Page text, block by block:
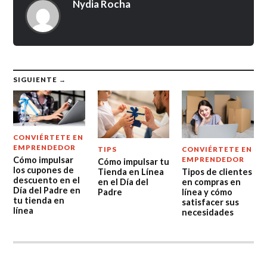
Nydia Rocha
SIGUIENTE →
CONVIÉRTETE EN
EMPRENDEDOR
Cómo impulsar
los cupones de
descuento en el
Día del Padre en
tu tienda en
línea
TIPS
Cómo impulsar tu
Tienda en Línea
en el Día del
Padre
CONVIÉRTETE EN
EMPRENDEDOR
Tipos de clientes
en compras en
línea y cómo
satisfacer sus
necesidades